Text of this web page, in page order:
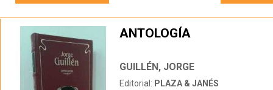
ANTOLOGÍA
GUILLÉN, JORGE
Editorial: PLAZA & JANÉS